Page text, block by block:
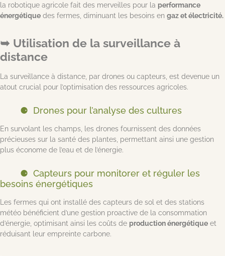
la robotique agricole fait des merveilles pour la performance
énergétique des fermes, diminuant les besoins en gaz et électricité.
Utilisation de la surveillance à
distance
La surveillance à distance, par drones ou capteurs, est devenue un
atout crucial pour l’optimisation des ressources agricoles.
Drones pour l’analyse des cultures
En survolant les champs, les drones fournissent des données
précieuses sur la santé des plantes, permettant ainsi une gestion
plus économe de l’eau et de l’énergie.
Capteurs pour monitorer et réguler les
besoins énergétiques
Les fermes qui ont installé des capteurs de sol et des stations
météo bénéficient d’une gestion proactive de la consommation
d’énergie, optimisant ainsi les coûts de production énergétique et
réduisant leur empreinte carbone.